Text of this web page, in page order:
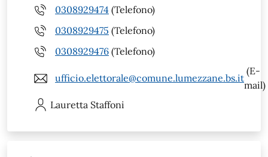
0308929474 (Telefono)
0308929475 (Telefono)
0308929476 (Telefono)
ufficio.elettorale@comune.lumezzane.bs.it
(E-
mail)
Lauretta Staffoni